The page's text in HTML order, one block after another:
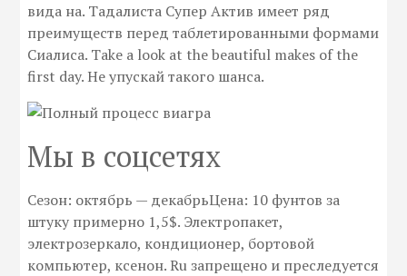
вида на. Тадалиста Супер Актив имеет ряд
преимуществ перед таблетированными формами
Сиалиса. Take a look at the beautiful makes of the
first day. Не упускай такого шанса.
Мы в соцсетях
Сезон: октябрь — декабрьЦена: 10 фунтов за
штуку примерно 1,5$. Электропакет,
электрозеркало, кондиционер, бортовой
компьютер, ксенон. Ru запрещено и преследуется